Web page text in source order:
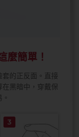
麼簡單！
的正反面。直接
黑暗中，穿戴保
3